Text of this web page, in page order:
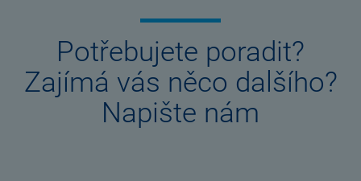
Potřebujete poradit?
Zajímá vás něco dalšího?
Napište nám